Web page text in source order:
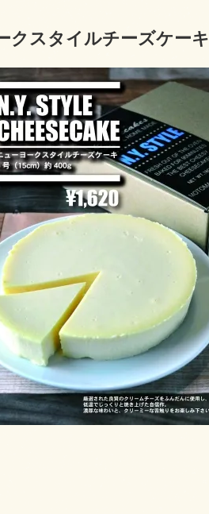
クスタイルチーズケーキ